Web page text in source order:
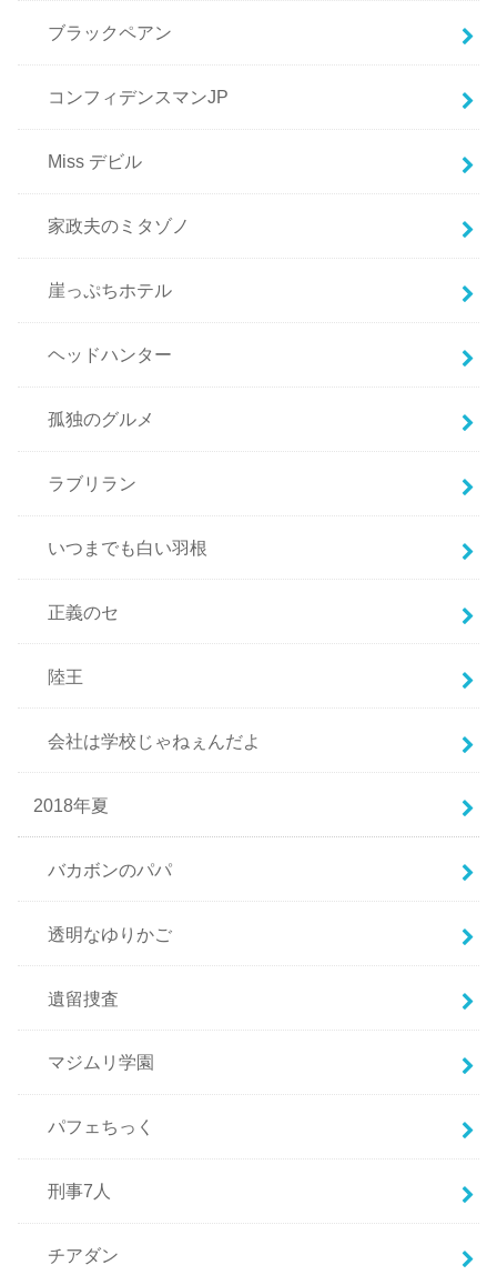
ブラックペアン
コンフィデンスマンJP
Miss デビル
家政夫のミタゾノ
崖っぷちホテル
ヘッドハンター
孤独のグルメ
ラブリラン
いつまでも白い羽根
正義のセ
陸王
会社は学校じゃねぇんだよ
2018年夏
バカボンのパパ
透明なゆりかご
遺留捜査
マジムリ学園
パフェちっく
刑事7人
チアダン